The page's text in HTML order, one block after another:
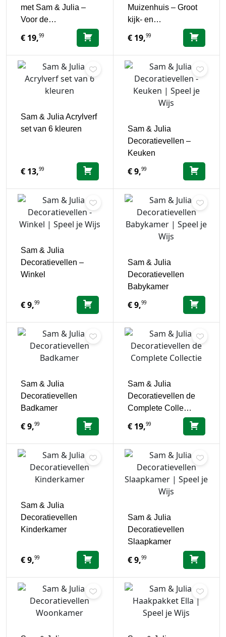
met Sam & Julia –
Voor de…
€ 19,99
Muizenhuis – Groot
kijk- en…
€19,99
Sam & Julia Acrylverf
set van 6 kleuren
€ 13,99
Sam & Julia
Decoratievellen –
Keuken
€9,99
Sam & Julia
Decoratievellen –
Winkel
€9,99
Sam & Julia
Decoratievellen
Babykamer
€9,99
Sam & Julia
Decoratievellen
Badkamer
€9,99
Sam & Julia
Decoratievellen de
Complete Colle…
€19,99
Sam & Julia
Decoratievellen
Kinderkamer
€9,99
Sam & Julia
Decoratievellen
Slaapkamer
€9,99